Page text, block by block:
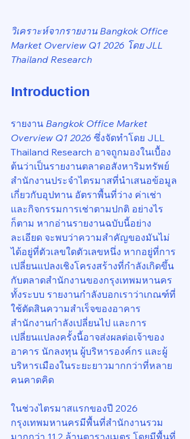
วิเคราะห์จากรายงาน Bangkok Office
Market Overview Q1 2026 โดย JLL
Thailand Research
Introduction
รายงาน Bangkok Office Market
Overview Q1 2026 ซึ่งจัดทำโดย JLL
Thailand Research อาจถูกมองในเบื้อง
ต้นว่าเป็นรายงานตลาดอสังหาริมทรัพย์
สำนักงานประจำไตรมาสที่นำเสนอข้อมูล
เกี่ยวกับอุปทาน อัตราพื้นที่ว่าง ค่าเช่า
และกิจกรรมการเช่าตามปกติ อย่างไร
ก็ตาม หากอ่านรายงานฉบับนี้อย่าง
ละเอียด จะพบว่าความสำคัญของมันไม่
ได้อยู่ที่ตัวเลขใดตัวเลขหนึ่ง หากอยู่ที่การ
เปลี่ยนแปลงเชิงโครงสร้างที่กำลังเกิดขึ้น
กับตลาดสำนักงานของกรุงเทพมหานคร
ทั้งระบบ รายงานกำลังบอกเราว่าเกณฑ์ที่
ใช้ตัดสินความสำเร็จของอาคาร
สำนักงานกำลังเปลี่ยนไป และการ
เปลี่ยนแปลงครั้งนี้อาจส่งผลต่อเจ้าของ
อาคาร นักลงทุน ผู้บริหารองค์กร และผู้
บริหารเมืองในระยะยาวมากกว่าที่หลาย
คนคาดคิด
ในช่วงไตรมาสแรกของปี 2026
กรุงเทพมหานครมีพื้นที่สำนักงานรวม